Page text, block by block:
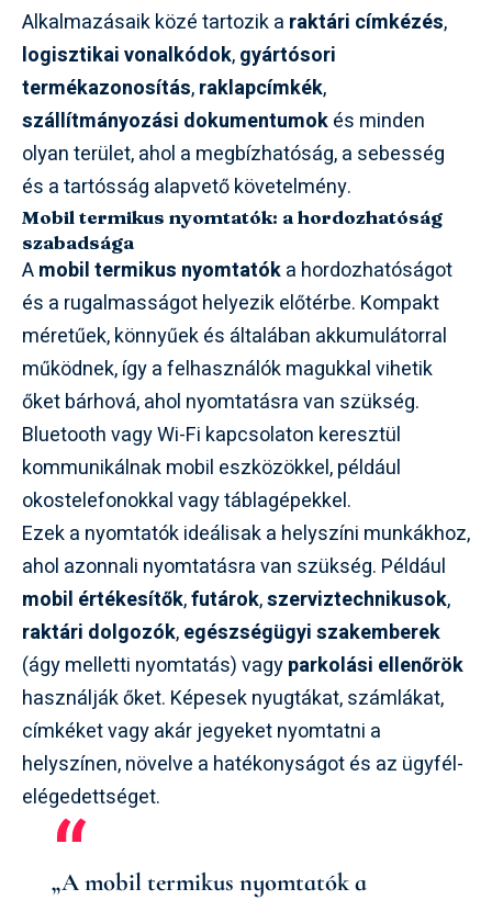
Alkalmazásaik közé tartozik a raktári címkézés,
logisztikai vonalkódok,gyártósori
termékazonosítás,raklapcímkék,
szállítmányozási dokumentumokés minden
olyan terület, ahol a megbízhatóság, a sebesség
és a tartósság alapvető követelmény.
Mobil termikus nyomtatók: a hordozhatóság
szabadsága
Amobil termikus nyomtatóka hordozhatóságot
és a rugalmasságot helyezik előtérbe. Kompakt
méretűek, könnyűek és általában akkumulátorral
működnek, így a felhasználók magukkal vihetik
őket bárhová, ahol nyomtatásra van szükség.
Bluetooth vagy Wi-Fi kapcsolaton keresztül
kommunikálnak mobil eszközökkel, például
okostelefonokkal vagy táblagépekkel.
Ezek a nyomtatók ideálisak a helyszíni munkákhoz,
ahol azonnali nyomtatásra van szükség. Például
mobil értékesítők,futárok,szerviztechnikusok,
raktári dolgozók,egészségügyi szakemberek
(ágy melletti nyomtatás) vagyparkolási ellenőrök
használják őket. Képesek nyugtákat, számlákat,
címkéket vagy akár jegyeket nyomtatni a
helyszínen, növelve a hatékonyságot és az ügyfél-
elégedettséget.
„A mobil termikus nyomtatók a